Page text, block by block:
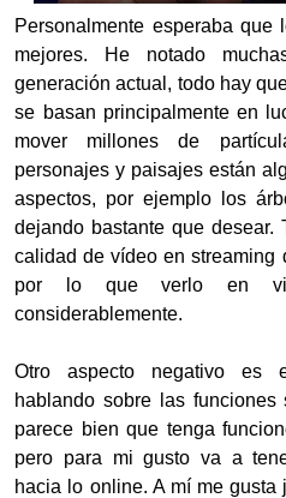
Personalmente esperaba que
mejores. He notado
generación actual, todo hay
se basan principalmente en
mover millones de
personajes y paisajes están
aspectos, por ejemplo los
dejando bastante que
calidad de vídeo en streaming
por lo que verlo en
considerablemente.
Otro aspecto negativo es
hablando sobre las
parece bien que tenga
pero para mi gusto va a
hacia lo online. A mí me